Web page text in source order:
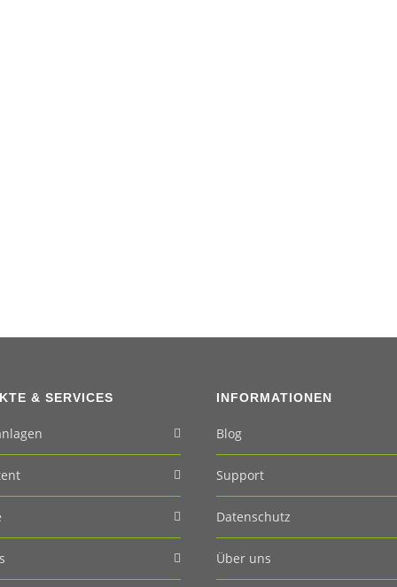
& SERVICES INFORMATIONEN
Blog
Support
Datenschutz
Über uns